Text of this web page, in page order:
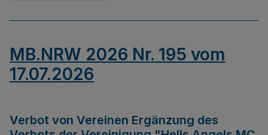
MB.NRW 2026 Nr. 195 vom
17.07.2026
Verbot von Vereinen Ergänzung des